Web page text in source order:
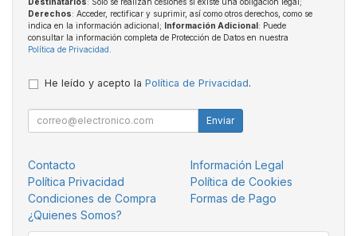
Derechos: Acceder, rectificar y suprimir, así como otros derechos, como se
indica en la información adicional; Información Adicional: Puede
consultar la información completa de Protección de Datos en nuestra
Política de Privacidad
He leído y acepto la Política de Privacidad.
Enviar
Contacto
Información Legal
Política Privacidad
Política de Cookies
Condiciones de Compra
Formas de Pago
¿Quienes Somos?